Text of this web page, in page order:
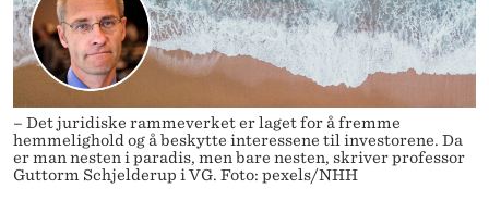
E
N
P
E
D
E
N
Y
E
T
T
S
T
D
E
T
Disputaser
Ekspertutvalg
Om Bulletin
– Det juridiske rammeverket er laget for å fremme
hemmelighold og å beskytte interessene til investorene. Da
er man nesten i paradis, men bare nesten, skriver professor
Guttorm Schjelderup i VG. Foto: pexels/NHH